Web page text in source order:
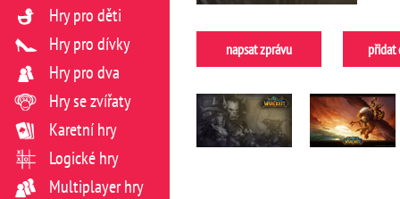
napsat zprávu přidat
Hry pro děti
Hry pro dívky
Hry pro dva
Hry se zvířaty
Karetní hry
Logické hry
Multiplayer hry